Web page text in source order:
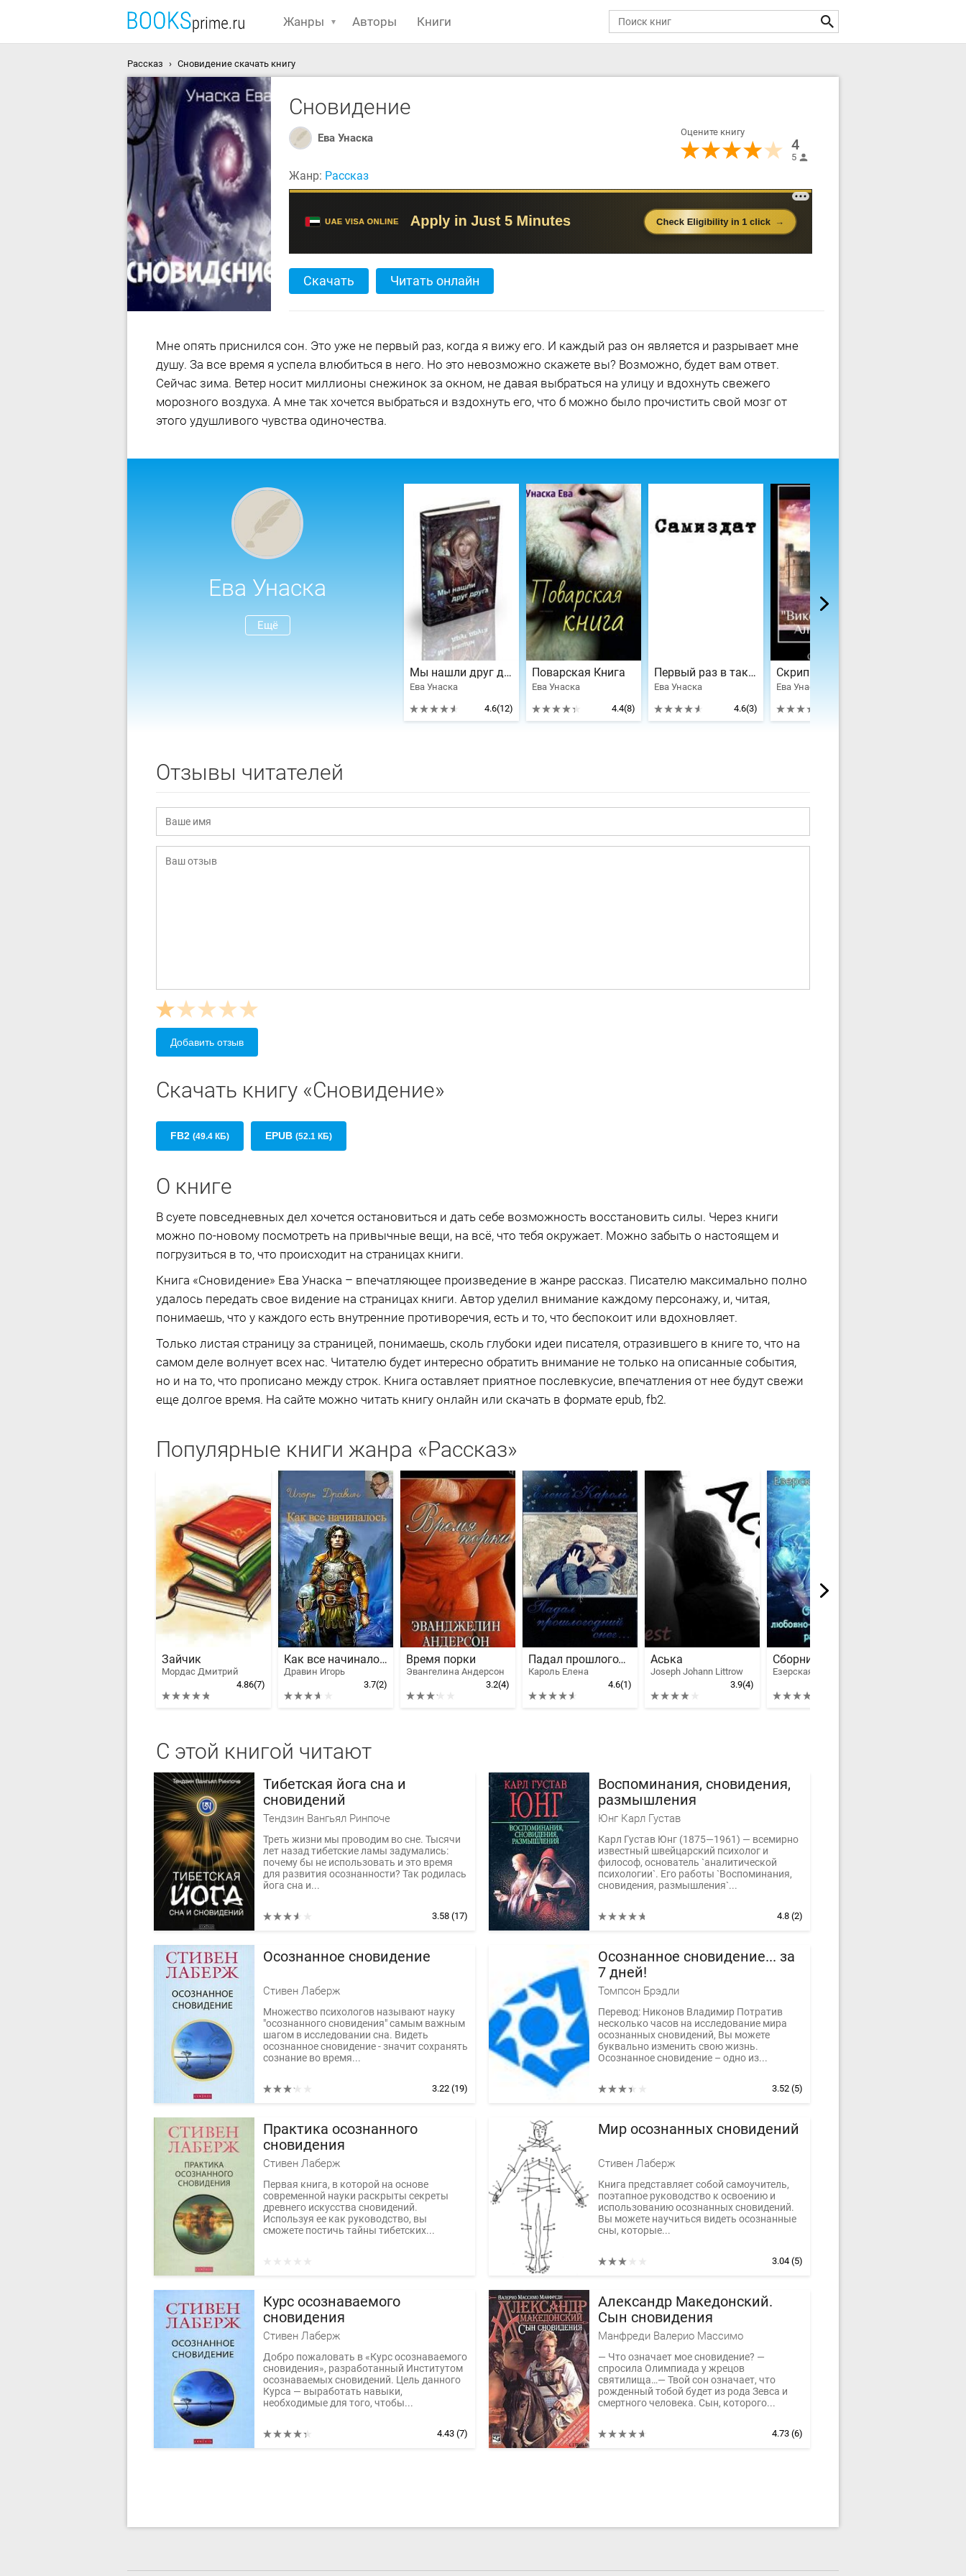
Жанры Авторы Книги
Рассказ Сновидение скачать книгу
Сновидение
Ева Унаска Оцените книгу
4
5
Жанр: Рассказ
Скачать Читать онлайн
Мне опять приснился сон. Это уже не первый раз, когда я вижу его. И каждый раз он является и разрывает мне
душу. За все время я успела влюбиться в него. Но это невозможно скажете вы? Возможно, будет вам ответ.
Сейчас зима. Ветер носит миллионы снежинок за окном, не давая выбраться на улицу и вдохнуть свежего
морозного воздуха. А мне так хочется выбраться и вздохнуть его, что б можно было прочистить свой мозг от
этого удушливого чувства одиночества.
Ева Унаска
Ещё
Мы нашли друг друга
Ева Унаска
4.6(12)
Поварская Книга
Ева Унаска
4.4(8)
Первый раз в таком амплуа
Ева Унаска
4.6(3)
Ева Унаска
Отзывы читателей
Добавить отзыв
Скачать книгу «Сновидение»
FB2 (49.4 КБ) EPUB (52.1 КБ)
О книге
В суете повседневных дел хочется остановиться и дать себе возможность восстановить силы. Через книги
можно по-новому посмотреть на привычные вещи, на всё, что тебя окружает. Можно забыть о настоящем и
погрузиться в то, что происходит на страницах книги.
Книга «Сновидение» Ева Унаска – впечатляющее произведение в жанре рассказ. Писателю максимально полно
удалось передать свое видение на страницах книги. Автор уделил внимание каждому персонажу, и, читая,
понимаешь, что у каждого есть внутренние противоречия, есть и то, что беспокоит или вдохновляет.
Только листая страницу за страницей, понимаешь, сколь глубоки идеи писателя, отразившего в книге то, что на
самом деле волнует всех нас. Читателю будет интересно обратить внимание не только на описанные события,
но и на то, что прописано между строк. Книга оставляет приятное послевкусие, впечатления от нее будут свежи
еще долгое время. На сайте можно читать книгу онлайн или скачать в формате epub, fb2.
Популярные книги жанра «Рассказ»
Зайчик
Мордас Дмитрий
4.86(7)
Как все начиналось
Дравин Игорь
3.7(2)
Время порки
Эвангелина Андерсон
3.2(4)
Падал прошлогодний снег...
Кароль Елена
4.6(1)
Аська
Joseph Johann Littrow
3.9(4)
С этой книгой читают
Тибетская йога сна и
сновидений
Тендзин Вангьял Ринпоче
Треть жизни мы проводим во сне. Тысячи
лет назад тибетские ламы задумались:
почему бы не использовать и это время
для развития осознанности? Так родилась
йога сна и...
3.58 (17)
Воспоминания, сновидения,
размышления
Юнг Карл Густав
Карл Густав Юнг (1875—1961) — всемирно
известный швейцарский психолог и
философ, основатель `аналитической
психологии`. Его работы `Воспоминания,
сновидения, размышления`...
4.8(2)
Осознанное сновидение
Стивен Лаберж
Множество психологов называют науку
"осознанного сновидения" самым важным
шагом в исследовании сна. Видеть
осознанное сновидение - значит сохранять
сознание во время...
3.22 (19)
Осознанное сновидение... за
7 дней!
Томпсон Брэдли
Перевод: Никонов Владимир Потратив
несколько часов на исследование мира
осознанных сновидений, Вы можете
буквально изменить свою жизнь.
Осознанное сновидение – одно из...
3.52(5)
Практика осознанного
сновидения
Стивен Лаберж
Первая книга, в которой на основе
современной науки раскрыты секреты
древнего искусства сновидений.
Используя ее как руководство, вы
сможете постичь тайны тибетских...
Мир осознанных сновидений
Стивен Лаберж
Книга представляет собой самоучитель,
поэтапное руководство к освоению и
использованию осознанных сновидений.
Вы можете научиться видеть осознанные
сны, которые...
3.04(5)
Курс осознаваемого
сновидения
Стивен Лаберж
Добро пожаловать в «Курс осознаваемого
сновидения», разработанный Институтом
осознаваемых сновидений. Цель данного
Курса — выработать навыки,
необходимые для того, чтобы...
4.43 (7)
Александр Македонский.
Сын сновидения
Манфреди Валерио Массимо
— Что означает мое сновидение? —
спросила Олимпиада у жрецов
святилища…— Твой сон означает, что
рожденный тобой будет из рода Зевса и
смертного человека. Сын, которого...
4.73(6)